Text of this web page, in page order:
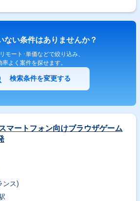
ない条件はありませんか？
モート･単価などで絞り込み、
率よく案件を探せます。
検索条件を変更する
マートフォン向けブラウザゲーム
ンス)